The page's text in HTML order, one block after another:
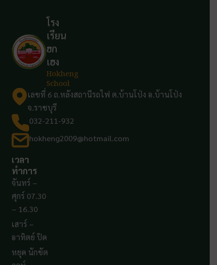
โรง
เรียน
ฮก
เฮง
Hokheng
School
เลขที่ 6 ถ.หลังสถานีรถไฟ ต.บ้านโป่ง อ.บ้านโป่ง
จ.ราชบุรี
032-211-932
hokheng2009@hotmail.com
เวลา
ทำการ
จันทร์ –
ศุกร์ 07.30
– 16.30
เสาร์ –
อาทิตย์ ปิด
หยุด นักขัต